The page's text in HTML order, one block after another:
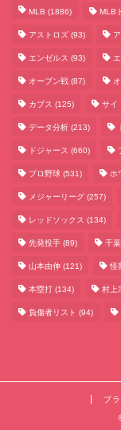
MLB (1886) MLB
アストロズ (93)
エンゼルス (93)
オープン戦 (87)
カブス (125) サイ
データ分析 (213)
ドジャース (660)
プロ野球 (531) ホ
メジャーリーグ (257)
レッドソックス (134)
先発投手 (89) 千
山本由伸 (121) 怪
本塁打 (134) 村上
負傷者リスト (94)
プ